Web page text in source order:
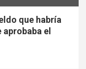
que habría
el